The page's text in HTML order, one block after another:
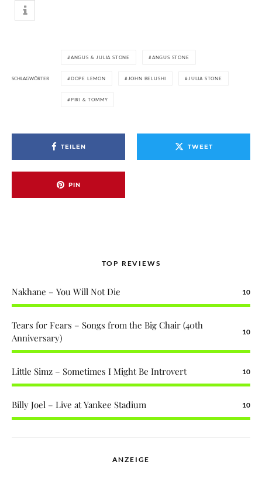
SCHLAGWÖRTER
ANGUS & JULIA STONE ANGUS STONE
DOPE LEMON JOHN BELUSHI JULIA STONE
PIRI & TOMMY
TEILEN TWEET
PIN
TOP REVIEWS
Nakhane – You Will Not Die 10
Tears for Fears – Songs from the Big Chair (40th
Anniversary)
10
Little Simz – Sometimes I Might Be Introvert 10
Billy Joel – Live at Yankee Stadium 10
ANZEIGE